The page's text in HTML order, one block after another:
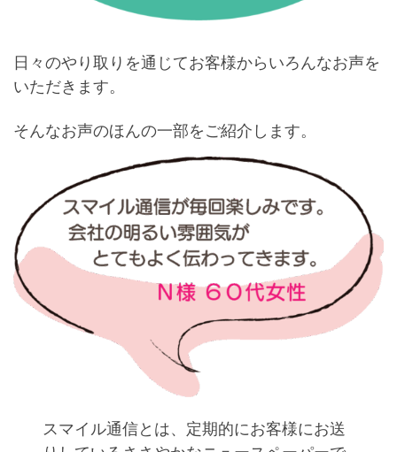
日々のやり取りを通じてお客様からいろんなお声を
いただきます。
そんなお声のほんの一部をご紹介します。
スマイル通信とは、定期的にお客様にお送